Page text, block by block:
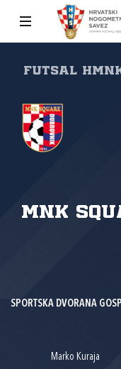
FUTSAL
MNK
SPORTSKA DVORANA
Marko Kuraja